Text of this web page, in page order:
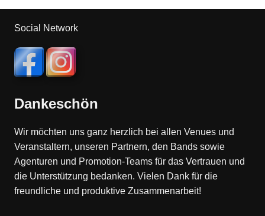
Social Network
Dankeschön
Wir möchten uns ganz herzlich bei allen Venues und
Veranstaltern, unseren Partnern, den Bands sowie
Agenturen und Promotion-Teams für das Vertrauen und
die Unterstützung bedanken. Vielen Dank für die
freundliche und produktive Zusammenarbeit!